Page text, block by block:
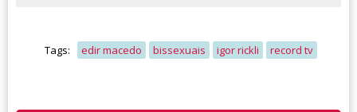
Tags: edir macedo bissexuais igor rickli record tv